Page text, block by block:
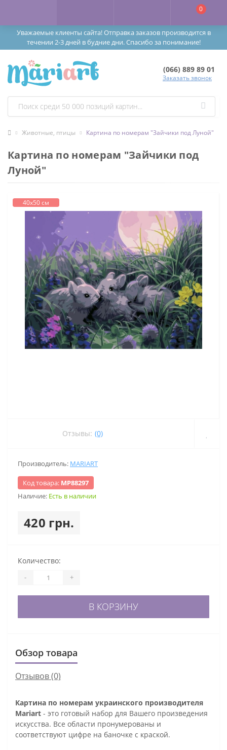
Уважаемые клиенты сайта! Отправка заказов производится в
течении 2-3 дней в будние дни. Спасибо за понимание!
0
(066) 889 89 01
Заказать звонок
Животные, птицы Картина по номерам "Зайчики под Луной"
Картина по номерам "Зайчики под
Луной"
40х50 см
Отзывы: (0)
Производитель: MARIART
Код товара: МР88297
Наличие: Есть в наличии
420 грн.
Количество:
- +
В КОРЗИНУ
Обзор товара
Отзывов (0)
Картина по номерам украинского производителя
Mariart - это готовый набор для Вашего произведения
искусства. Все области пронумерованы и
соответствуют цифре на баночке с краской.